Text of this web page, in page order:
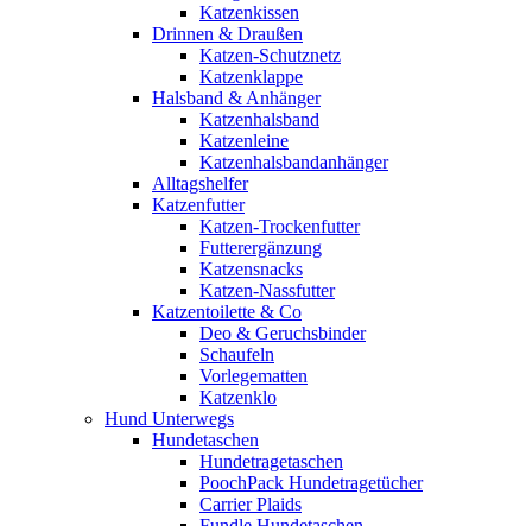
Katzenkissen
Drinnen & Draußen
Katzen-Schutznetz
Katzenklappe
Halsband & Anhänger
Katzenhalsband
Katzenleine
Katzenhalsbandanhänger
Alltagshelfer
Katzenfutter
Katzen-Trockenfutter
Futterergänzung
Katzensnacks
Katzen-Nassfutter
Katzentoilette & Co
Deo & Geruchsbinder
Schaufeln
Vorlegematten
Katzenklo
Hund Unterwegs
Hundetaschen
Hundetragetaschen
PoochPack Hundetragetücher
Carrier Plaids